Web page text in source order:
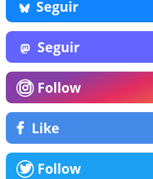
Seguir
Seguir
Follow
Like
Follow